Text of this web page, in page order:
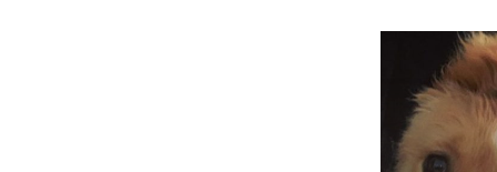
platformę
wymiany
pasja do